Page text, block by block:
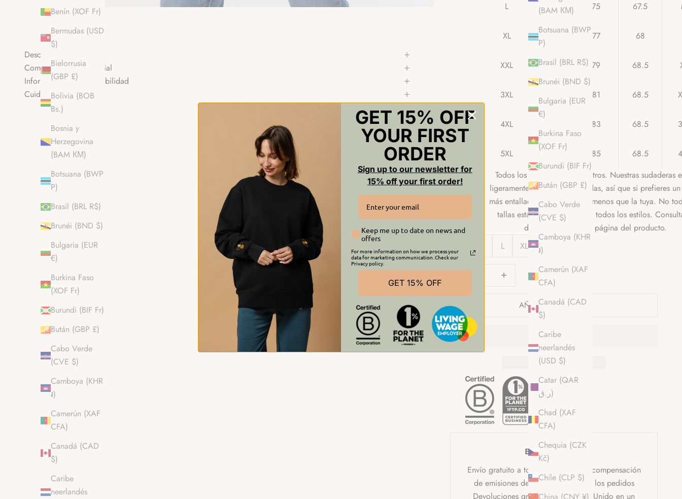
(BAM КМ)
Botsuana (BWP
P)
Brasil (BRL R$)
Brunéi (BND $)
Bulgaria (EUR
€)
Burkina Faso
(XOF Fr)
Burundi (BIF Fr)
Bután (GBP £)
Cabo Verde
(CVE $)
Camboya (KHR
៛)
Camerún (XAF
CFA)
Canadá (CAD
$)
Caribe
neerlandés
(USD $)
Catar (QAR
ر.ق)
Chad (XAF
CFA)
Chequia (CZK
Kč)
Chile (CLP $)
Benín (XOF Fr)
Bermudas (USD
$)
Bielorrusia
(GBP £)
Bolivia (BOB
Bs.)
Bosnia y
Herzegovina
(BAM КМ)
Botsuana (BWP
P)
Brasil (BRL R$)
Brunéi (BND $)
Bulgaria (EUR
€)
Burkina Faso
(XOF Fr)
Burundi (BIF Fr)
Bután (GBP £)
Cabo Verde
(CVE $)
Camboya (KHR
៛)
Camerún (XAF
CFA)
Canadá (CAD
$)
Caribe
neerlandés
L 62 75 67.5
XL 65 77 68
XXL 69 79 68.5
3XL 73 81 68.5
4XL 83 68.5
5XL 85 68.5
Todos los valores en centímetros. Nuestras sudaderas
ligeramente sobredimensionadas, así que si prefieres
más entallado, elige una talla menos que la tuya. No
tallas están disponibles para todos los estilos.
disponibilidad en la página del producto.
L XL
Reducir cantidadReducir cantidad
AÑADIR A LA CESTA
Envío y entrega
Envío gratuito a todo el mundo con compensación
de emisiones de carbono en todos los pedidos
Devoluciones gratuitas en el Reino Unido en un
Descripción
Composición del material
Información sobre trazabilidad
Cuidado del producto
GET 15% OFF
YOUR FIRST
ORDER
Sign up to our newsletter for
15% off your first order!
Keep me up to date on news and
offers
For more information on how we process your
data for marketing communication. Check our
Privacy policy.
GET 15% OFF